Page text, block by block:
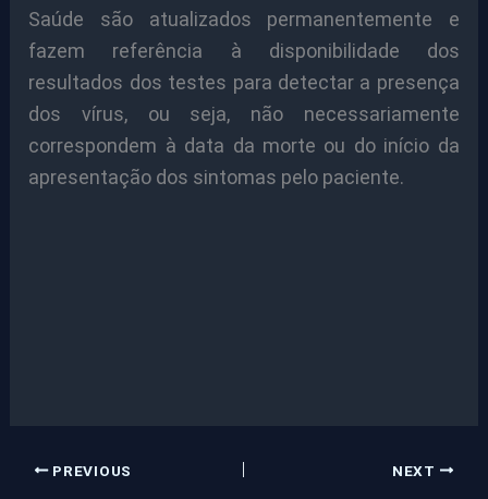
Saúde são atualizados permanentemente e
fazem referência à disponibilidade dos
resultados dos testes para detectar a presença
dos vírus, ou seja, não necessariamente
correspondem à data da morte ou do início da
apresentação dos sintomas pelo paciente.
PREVIOUS NEXT